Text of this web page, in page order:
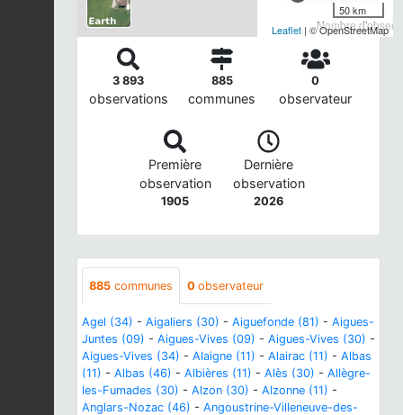
Nombre
50 km
Leaflet | © OpenStreetMap
3 893
observations
885
communes
0
observateur
Première
observation
1905
Dernière
observation
2026
885 communes 0 observateur
Agel (34) - Aigaliers (30) - Aiguefonde (81) - Aigues-
Juntes (09) - Aigues-Vives (09) - Aigues-Vives (30) -
Aigues-Vives (34) - Alaigne (11) - Alairac (11) - Albas
(11) - Albas (46) - Albières (11) - Alès (30) - Allègre-
les-Fumades (30) - Alzon (30) - Alzonne (11) -
Anglars-Nozac (46) - Angoustrine-Villeneuve-des-